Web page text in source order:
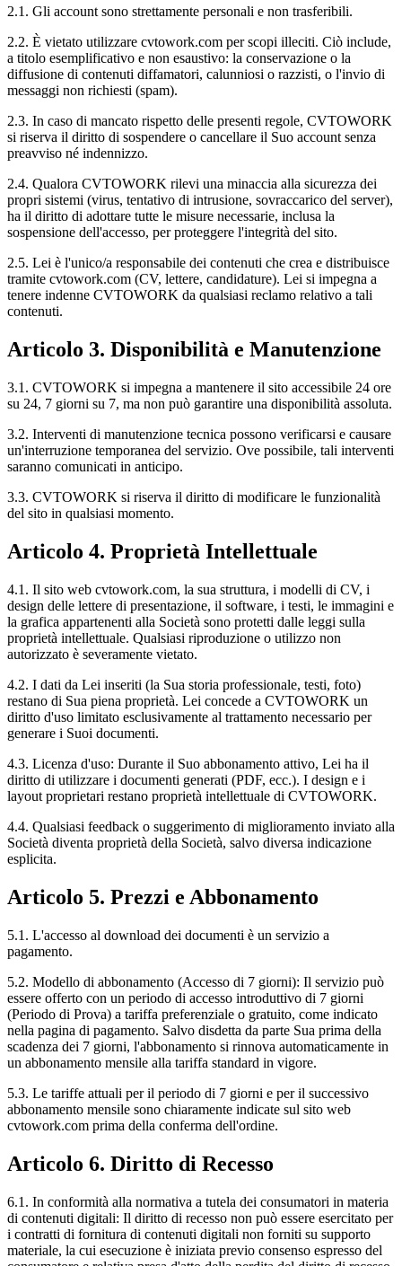
2.1. Gli account sono strettamente personali e non trasferibili.
2.2. È vietato utilizzare cvtowork.com per scopi illeciti. Ciò include,
a titolo esemplificativo e non esaustivo: la conservazione o la
diffusione di contenuti diffamatori, calunniosi o razzisti, o l'invio di
messaggi non richiesti (spam).
2.3. In caso di mancato rispetto delle presenti regole, CVTOWORK
si riserva il diritto di sospendere o cancellare il Suo account senza
preavviso né indennizzo.
2.4. Qualora CVTOWORK rilevi una minaccia alla sicurezza dei
propri sistemi (virus, tentativo di intrusione, sovraccarico del server),
ha il diritto di adottare tutte le misure necessarie, inclusa la
sospensione dell'accesso, per proteggere l'integrità del sito.
2.5. Lei è l'unico/a responsabile dei contenuti che crea e distribuisce
tramite cvtowork.com (CV, lettere, candidature). Lei si impegna a
tenere indenne CVTOWORK da qualsiasi reclamo relativo a tali
contenuti.
Articolo 3. Disponibilità e Manutenzione
3.1. CVTOWORK si impegna a mantenere il sito accessibile 24 ore
su 24, 7 giorni su 7, ma non può garantire una disponibilità assoluta.
3.2. Interventi di manutenzione tecnica possono verificarsi e causare
un'interruzione temporanea del servizio. Ove possibile, tali interventi
saranno comunicati in anticipo.
3.3. CVTOWORK si riserva il diritto di modificare le funzionalità
del sito in qualsiasi momento.
Articolo 4. Proprietà Intellettuale
4.1. Il sito web cvtowork.com, la sua struttura, i modelli di CV, i
design delle lettere di presentazione, il software, i testi, le immagini e
la grafica appartenenti alla Società sono protetti dalle leggi sulla
proprietà intellettuale. Qualsiasi riproduzione o utilizzo non
autorizzato è severamente vietato.
4.2. I dati da Lei inseriti (la Sua storia professionale, testi, foto)
restano di Sua piena proprietà. Lei concede a CVTOWORK un
diritto d'uso limitato esclusivamente al trattamento necessario per
generare i Suoi documenti.
4.3. Licenza d'uso: Durante il Suo abbonamento attivo, Lei ha il
diritto di utilizzare i documenti generati (PDF, ecc.). I design e i
layout proprietari restano proprietà intellettuale di CVTOWORK.
4.4. Qualsiasi feedback o suggerimento di miglioramento inviato alla
Società diventa proprietà della Società, salvo diversa indicazione
esplicita.
Articolo 5. Prezzi e Abbonamento
5.1. L'accesso al download dei documenti è un servizio a
pagamento.
5.2. Modello di abbonamento (Accesso di 7 giorni): Il servizio può
essere offerto con un periodo di accesso introduttivo di 7 giorni
(Periodo di Prova) a tariffa preferenziale o gratuito, come indicato
nella pagina di pagamento. Salvo disdetta da parte Sua prima della
scadenza dei 7 giorni, l'abbonamento si rinnova automaticamente in
un abbonamento mensile alla tariffa standard in vigore.
5.3. Le tariffe attuali per il periodo di 7 giorni e per il successivo
abbonamento mensile sono chiaramente indicate sul sito web
cvtowork.com prima della conferma dell'ordine.
Articolo 6. Diritto di Recesso
6.1. In conformità alla normativa a tutela dei consumatori in materia
di contenuti digitali: Il diritto di recesso non può essere esercitato per
i contratti di fornitura di contenuti digitali non forniti su supporto
materiale, la cui esecuzione è iniziata previo consenso espresso del